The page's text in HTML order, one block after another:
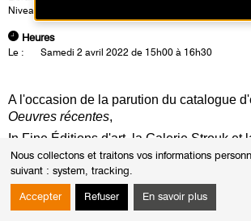
Nous collectons et traitons vos informations
suivant : system, tracking.
Accepter Refuser En savoir plus
Niveau 3 du musée - sortie
Heures
Le : Samedi 2 avril 2022 de 15h00 à 16h30
A l'occasion de la parution du catalogue
Oeuvres récentes,
In Fine Éditions d'art, la Galerie Strouk et
du Musée d'Art Moderne de Paris vous
l’artiste ERRÓ.